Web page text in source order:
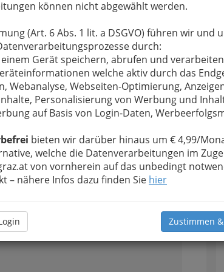
können nicht abgewählt werden.
(Art. 6 Abs. 1 lit. a DSGVO) führen wir und
durch:
Gerät speichern, abrufen und
welche aktiv durch das
Webanalyse, Webseiten-Optimierung,
Personalisierung von Werbung und
auf Basis von Login-Daten,
bieten wir darüber hinaus um € 4,99/
welche die Datenverarbeitungen im
von vornherein auf das unbedingt
– nähere Infos dazu finden Sie hier
Zustimmen
ist, verkauft Sachspenden, die
an Kleidungsstücken, Schuhen,
Mit dem Erlös aus dem
werden die Einrichtungen der
können während der
2